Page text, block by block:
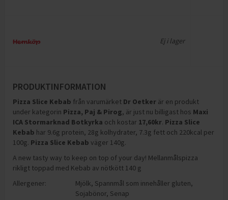
Ej i lager
PRODUKTINFORMATION
Pizza Slice Kebab från varumärket Dr Oetker är en produkt
under kategorin Pizza, Paj & Pirog, är just nu billigast hos Maxi
ICA Stormarknad Botkyrka och kostar 17,60kr. Pizza Slice
Kebab har 9.6g protein, 28g kolhydrater, 7.3g fett och 220kcal per
100g. Pizza Slice Kebab väger 140g.
A new tasty way to keep on top of your day! Mellanmålspizza
rikligt toppad med Kebab av nötkött 140 g
Allergener:
Mjölk, Spannmål som innehåller gluten,
Sojabönor, Senap